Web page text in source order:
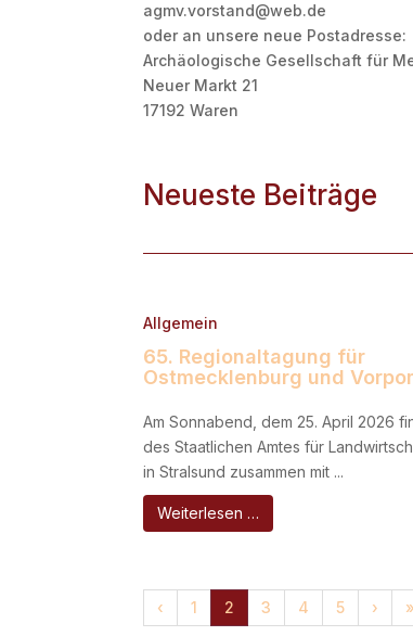
agmv.vorstand@web.de
oder an unsere neue Postadresse:
Archäologische Gesellschaft für
Neuer Markt 21
17192 Waren
Neueste Beiträge
Allgemein
65. Regionaltagung für
Ostmecklenburg und
Am Sonnabend, dem 25. April 2026
des Staatlichen Amtes für
in Stralsund zusammen mit ...
Weiterlesen …
‹ 1 2 3 4 5 › »